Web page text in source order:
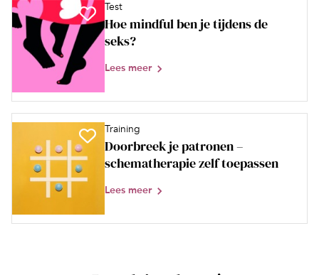
Test
Hoe mindful ben je tijdens de
seks?
Lees meer
Training
Doorbreek je patronen –
schematherapie zelf toepassen
Lees meer